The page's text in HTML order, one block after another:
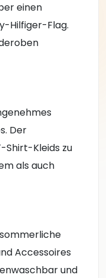
einen
Hilfiger-Flag.
Der
Shirt-Kleids zu
als auch
Accessoires
und